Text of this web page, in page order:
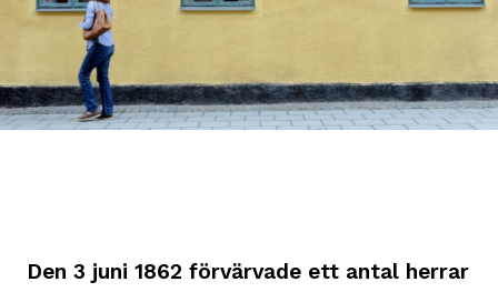
Den 3 juni 1862 förvärvade ett antal herrar